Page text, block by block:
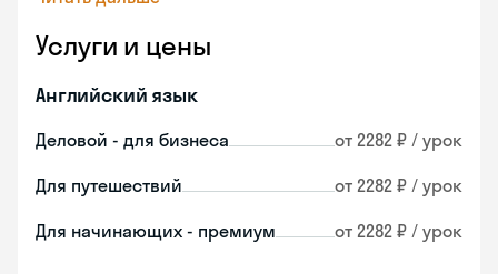
Услуги и цены
Английский язык
Деловой - для бизнеса от 2282 ₽ / урок
Для путешествий от 2282 ₽ / урок
Для начинающих - премиум от 2282 ₽ / урок